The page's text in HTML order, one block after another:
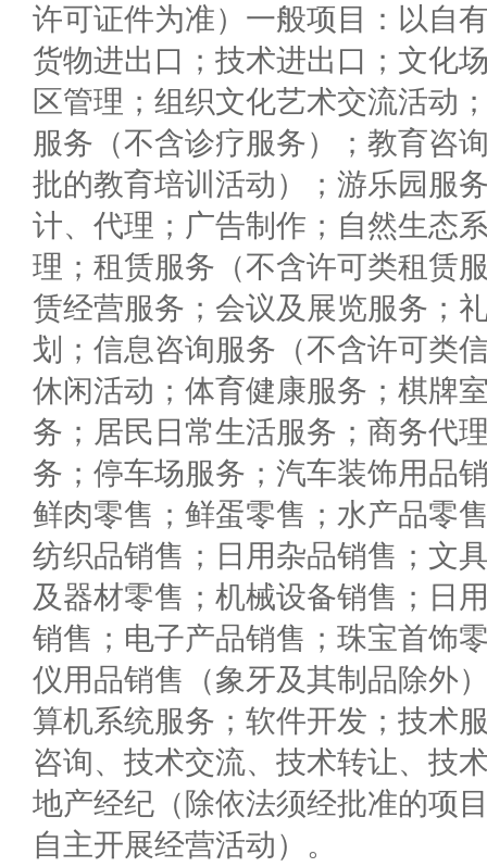
许可证件为准）一般项目：以自
货物进出口；技术进出口；文化
区管理；组织文化艺术交流活动
服务（不含诊疗服务）；教育咨
批的教育培训活动）；游乐园服
计、代理；广告制作；自然生态
理；租赁服务（不含许可类租赁
赁经营服务；会议及展览服务；
划；信息咨询服务（不含许可类
休闲活动；体育健康服务；棋牌
务；居民日常生活服务；商务代
务；停车场服务；汽车装饰用品
鲜肉零售；鲜蛋零售；水产品零
纺织品销售；日用杂品销售；文
及器材零售；机械设备销售；日
销售；电子产品销售；珠宝首饰
仪用品销售（象牙及其制品除外
算机系统服务；软件开发；技术
咨询、技术交流、技术转让、技
地产经纪（除依法须经批准的项
自主开展经营活动）。